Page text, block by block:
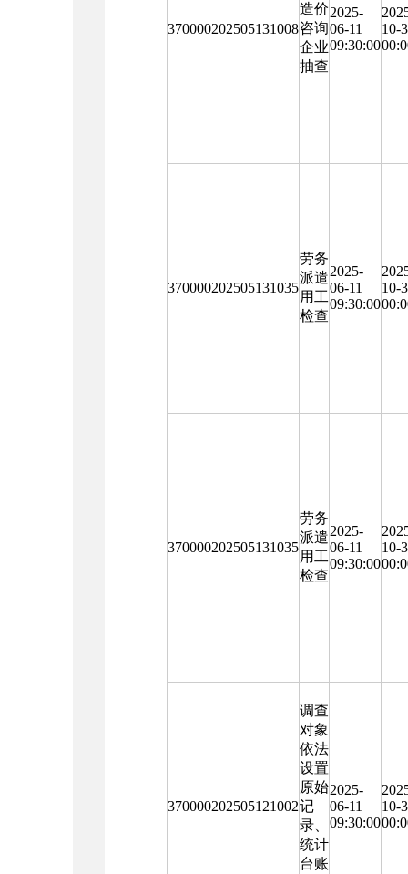
370000202505131008
造价
咨询
企业
抽查
2025-
06-11
09:30:00
10-
370000202505131035
劳务
派遣
用工
检查
2025-
06-11
09:30:00
10-
370000202505131035
劳务
派遣
用工
检查
2025-
06-11
09:30:00
10-
370000202505121002
调查
对象
依法
设置
原始
记
录、
统计
台账
2025-
06-11
09:30:00
10-